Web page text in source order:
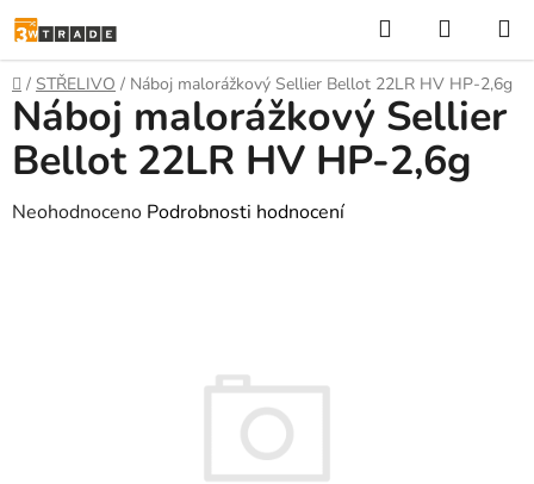
Přejít
na
obsah
Hledat
KOŠÍK
Domů
/ STŘELIVO / Náboj malorážkový Sellier Bellot 22LR HV HP-2,6g
Náboj malorážkový Sellier
Bellot 22LR HV HP-2,6g
Průměrné
Neohodnoceno Podrobnosti hodnocení